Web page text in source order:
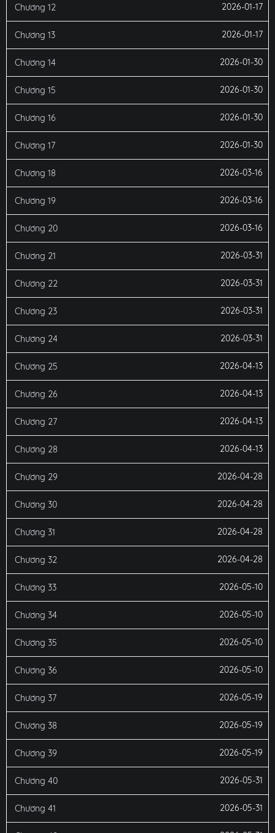
Chương 12 2026-01-17
Chương 13 2026-01-17
Chương 14 2026-01-30
Chương 15 2026-01-30
Chương 16 2026-01-30
Chương 17 2026-01-30
Chương 18 2026-03-16
Chương 19 2026-03-16
Chương 20 2026-03-16
Chương 21 2026-03-31
Chương 22 2026-03-31
Chương 23 2026-03-31
Chương 24 2026-03-31
Chương 25 2026-04-13
Chương 26 2026-04-13
Chương 27 2026-04-13
Chương 28 2026-04-13
Chương 29 2026-04-28
Chương 30 2026-04-28
Chương 31 2026-04-28
Chương 32 2026-04-28
Chương 33 2026-05-10
Chương 34 2026-05-10
Chương 35 2026-05-10
Chương 36 2026-05-10
Chương 37 2026-05-19
Chương 38 2026-05-19
Chương 39 2026-05-19
Chương 40 2026-05-31
Chương 41 2026-05-31